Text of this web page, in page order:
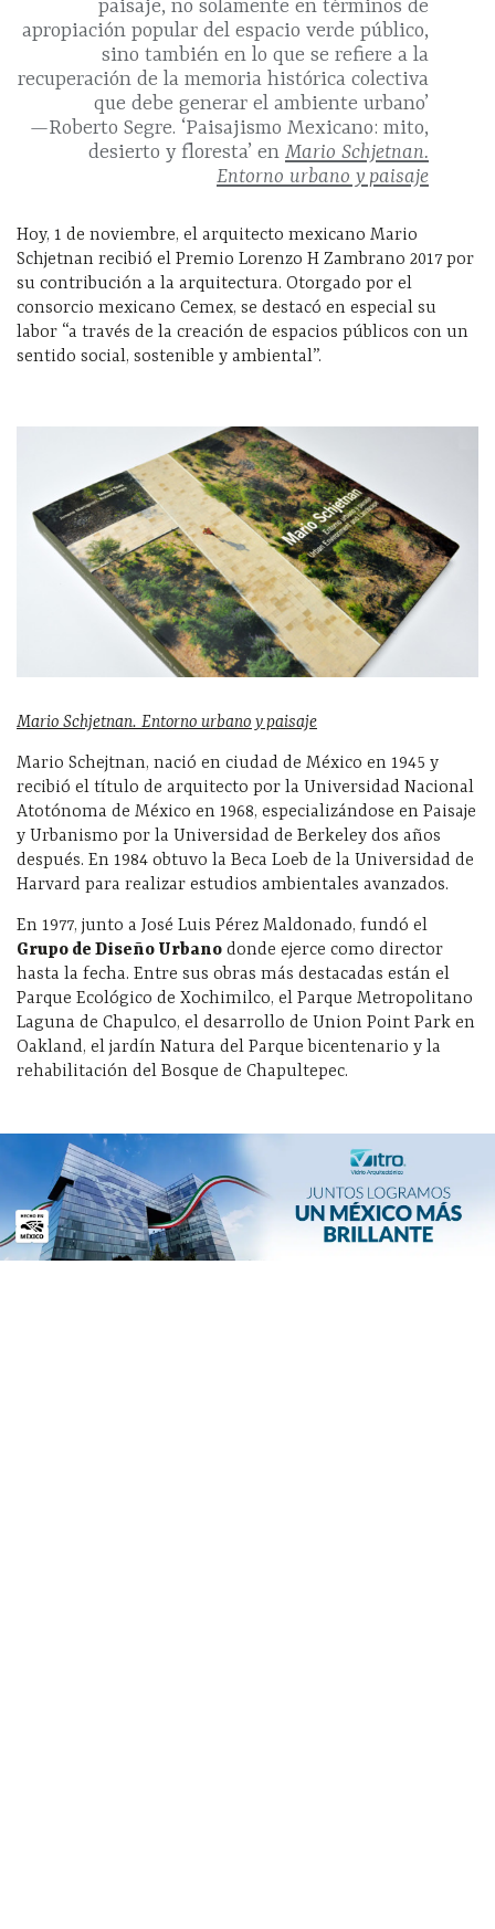
paisaje, no solamente en términos de
apropiación popular del espacio verde público,
sino también en lo que se refiere a la
recuperación de la memoria histórica colectiva
que debe generar el ambiente urbano’
—Roberto Segre. ‘Paisajismo Mexicano: mito,
desierto y floresta’ en Mario Schjetnan.
Entorno urbano y paisaje
Hoy, 1 de noviembre, el arquitecto mexicano Mario
Schjetnan recibió el Premio Lorenzo H Zambrano 2017 por
su contribución a la arquitectura. Otorgado por el
consorcio mexicano Cemex, se destacó en especial su
labor “a través de la creación de espacios públicos con un
sentido social, sostenible y ambiental”.
Mario Schjetnan. Entorno urbano y paisaje
Mario Schejtnan, nació en ciudad de México en 1945 y
recibió el título de arquitecto por la Universidad Nacional
Atotónoma de México en 1968, especializándose en Paisaje
y Urbanismo por la Universidad de Berkeley dos años
después. En 1984 obtuvo la Beca Loeb de la Universidad de
Harvard para realizar estudios ambientales avanzados.
En 1977, junto a José Luis Pérez Maldonado, fundó el
Grupo de Diseño Urbano donde ejerce como director
hasta la fecha. Entre sus obras más destacadas están el
Parque Ecológico de Xochimilco, el Parque Metropolitano
Laguna de Chapulco, el desarrollo de Union Point Park en
Oakland, el jardín Natura del Parque bicentenario y la
rehabilitación del Bosque de Chapultepec.